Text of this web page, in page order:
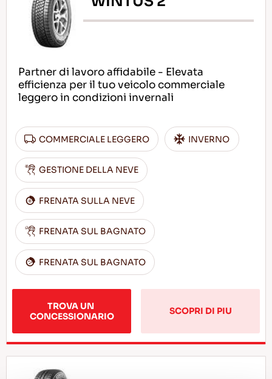
Partner di lavoro affidabile - Elevata
efficienza per il tuo veicolo commerciale
leggero in condizioni invernali
COMMERCIALE LEGGERO INVERNO
GESTIONE DELLA NEVE
FRENATA SULLA NEVE
FRENATA SUL BAGNATO
FRENATA SUL BAGNATO
TROVA UN
CONCESSIONARIO
SCOPRI DI PIU